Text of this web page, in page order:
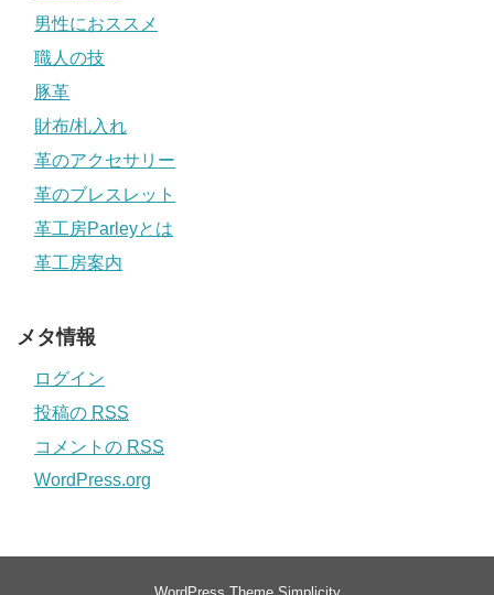
男性におススメ
職人の技
豚革
財布/札入れ
革のアクセサリー
革のブレスレット
革工房Parleyとは
革工房案内
メタ情報
ログイン
投稿の RSS
コメントの RSS
WordPress.org